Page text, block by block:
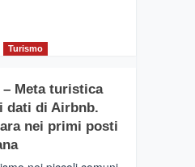
Turismo
– Meta turistica
dati di Airbnb.
nei primi posti